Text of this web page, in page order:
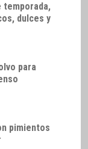
temporada,
dulces y
para
pimientos